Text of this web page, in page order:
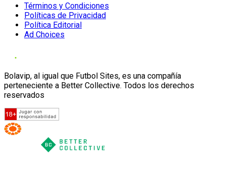
Términos y Condiciones
Políticas de Privacidad
Política Editorial
Ad Choices
Bolavip, al igual que Futbol Sites, es una compañía
perteneciente a Better Collective. Todos los derechos
reservados